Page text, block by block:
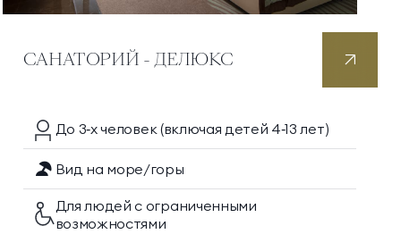
САНАТОРИЙ - ДЕЛЮКС
До 3‑хчеловек(включая детей 4‑13 лет)
Вид на море/горы
Для людей с ограниченными
возможностями